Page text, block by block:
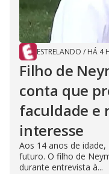
ESTRELANDO / HÁ 4
Filho de
conta que
faculdade e
interesse
Aos 14 anos de
futuro. O filho de
durante entrevista à...